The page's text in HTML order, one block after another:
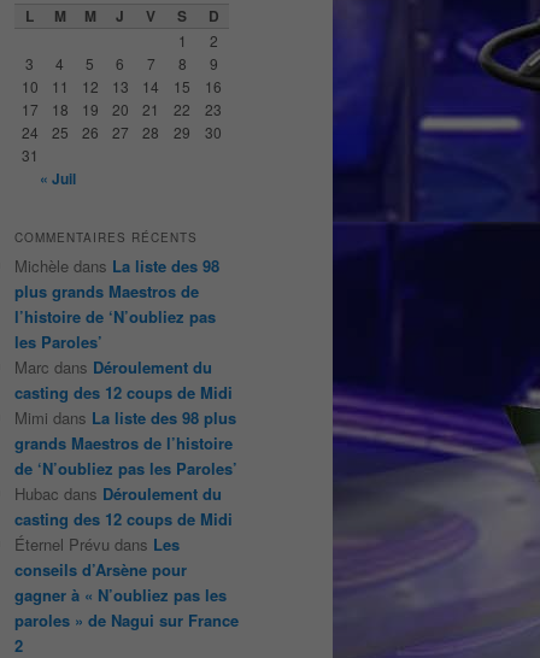
L M M J V S D
1
2
3
4 5 6 7 8
9
10
11 12 13 14 15
16
17
18 19 20 21 22
23
24
25 26 27 28 29
30
31
« Juil
COMMENTAIRES RÉCENTS
Michèle dans La liste des 98
plus grands Maestros de
l’histoire de ‘N’oubliez pas
les Paroles’
Marc dans Déroulement du
casting des 12 coups de Midi
Mimi dans La liste des 98 plus
grands Maestros de l’histoire
de ‘N’oubliez pas les Paroles’
Hubac dans Déroulement du
casting des 12 coups de Midi
Éternel Prévu dans Les
conseils d’Arsène pour
gagner à « N’oubliez pas les
paroles » de Nagui sur France
2